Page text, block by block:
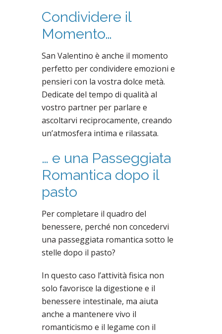
Condividere il
Momento…
San Valentino è anche il momento
perfetto per condividere emozioni e
pensieri con la vostra dolce metà.
Dedicate del tempo di qualità al
vostro partner per parlare e
ascoltarvi reciprocamente, creando
un’atmosfera intima e rilassata.
… e una Passeggiata
Romantica dopo il
pasto
Per completare il quadro del
benessere, perché non concedervi
una passeggiata romantica sotto le
stelle dopo il pasto?
In questo caso l’attività fisica non
solo favorisce la digestione e il
benessere intestinale, ma aiuta
anche a mantenere vivo il
romanticismo e il legame con il